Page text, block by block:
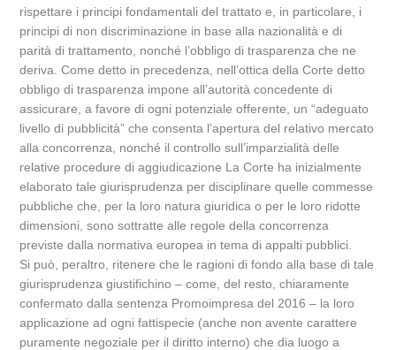
rispettare i principi fondamentali del trattato e, in particolare, i
principi di non discriminazione in base alla nazionalità e di
parità di trattamento, nonché l’obbligo di trasparenza che ne
deriva. Come detto in precedenza, nell’ottica della Corte detto
obbligo di trasparenza impone all’autorità concedente di
assicurare, a favore di ogni potenziale offerente, un “adeguato
livello di pubblicità” che consenta l’apertura del relativo mercato
alla concorrenza, nonché il controllo sull’imparzialità delle
relative procedure di aggiudicazione La Corte ha inizialmente
elaborato tale giurisprudenza per disciplinare quelle commesse
pubbliche che, per la loro natura giuridica o per le loro ridotte
dimensioni, sono sottratte alle regole della concorrenza
previste dalla normativa europea in tema di appalti pubblici.
Si può, peraltro, ritenere che le ragioni di fondo alla base di tale
giurisprudenza giustifichino – come, del resto, chiaramente
confermato dalla sentenza Promoimpresa del 2016 – la loro
applicazione ad ogni fattispecie (anche non avente carattere
puramente negoziale per il diritto interno) che dia luogo a